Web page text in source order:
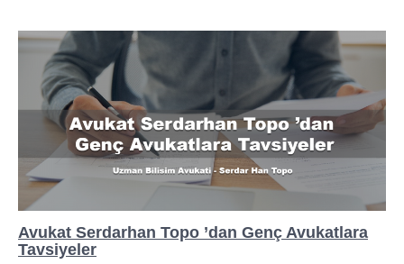
Avukat Serdarhan Topo ’dan Genç Avukatlara
Tavsiyeler